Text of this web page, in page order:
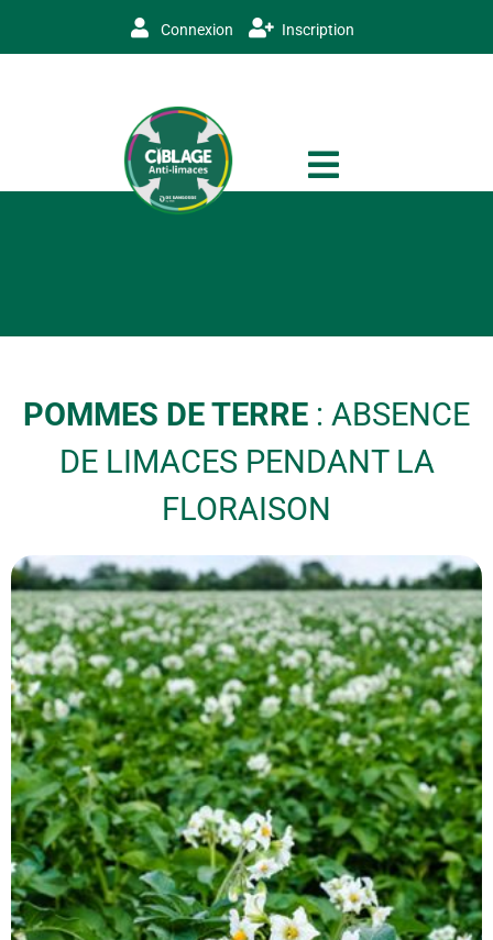
Connexion Inscription
POMMES DE TERRE : ABSENCE
DE LIMACES PENDANT LA
FLORAISON